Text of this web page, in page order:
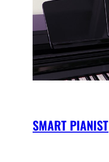
SMART PIANIST